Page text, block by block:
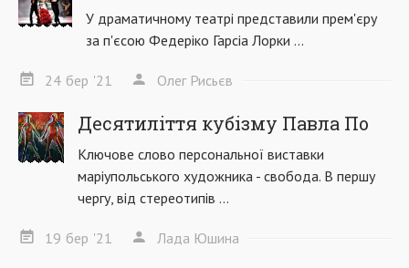
У драматичному театрі представили прем'єру
за п'єсою Федеріко Гарсіа Лорки ...
24 бер '21 Олег Рисьєв
Десятиліття кубізму Павла По
Ключове слово персональної виставки
маріупольського художника - свобода. В першу
чергу, від стереотипів ...
19 бер '21 Лада Юшина